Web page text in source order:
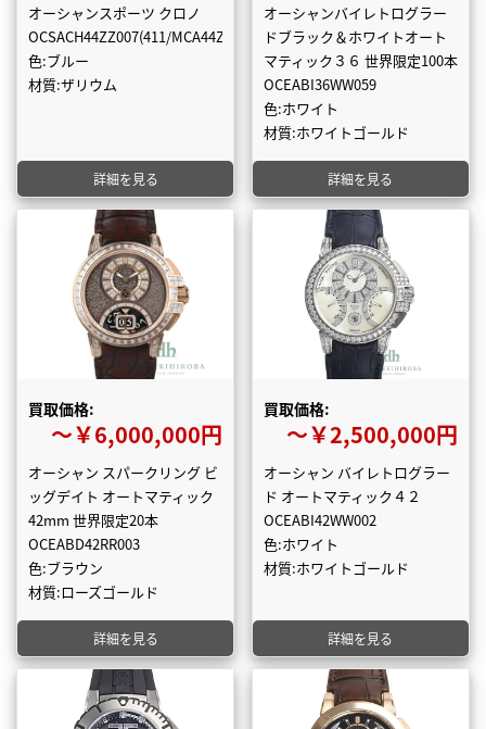
オーシャンスポーツ クロノ
OCSACH44ZZ007(411/MCA44ZC.B)
色:ブルー
材質:ザリウム
詳細を見る
オーシャンバイレトログラー
ドブラック＆ホワイトオート
マティック３６ 世界限定100本
OCEABI36WW059
色:ホワイト
材質:ホワイトゴールド
詳細を見る
買取価格:
〜￥6,000,000円
オーシャン スパークリング ビ
ッグデイト オートマティック
42mm 世界限定20本
OCEABD42RR003
色:ブラウン
材質:ローズゴールド
詳細を見る
買取価格:
〜￥2,500,000円
オーシャン バイレトログラー
ド オートマティック４２
OCEABI42WW002
色:ホワイト
材質:ホワイトゴールド
詳細を見る